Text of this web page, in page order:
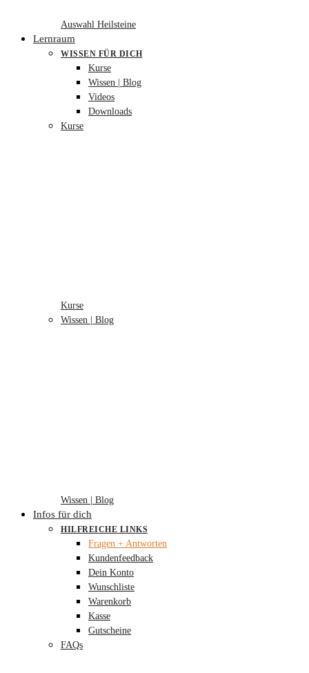
Auswahl Heilsteine
Lernraum
WISSEN FÜR DICH
Kurse
Wissen | Blog
Videos
Downloads
Kurse
Kurse
Wissen | Blog
Wissen | Blog
Infos für dich
HILFREICHE LINKS
Fragen + Antworten
Kundenfeedback
Dein Konto
Wunschliste
Warenkorb
Kasse
Gutscheine
FAQs